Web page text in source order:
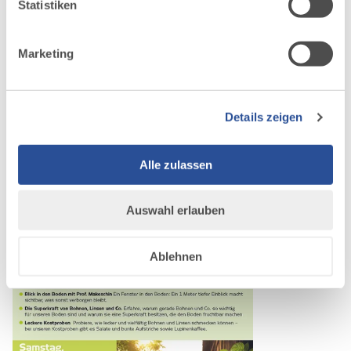
Statistiken
Marketing
Details zeigen
Alle zulassen
Auswahl erlauben
Ablehnen
Tel: 08342 911-453